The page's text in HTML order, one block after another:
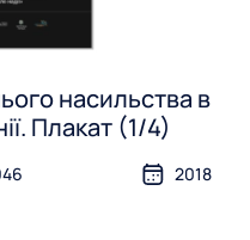
насильства в
Плакат (1/4)
2018